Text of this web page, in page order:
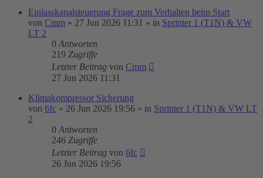
Einlasskanalsteuerung Frage zum Verhalten beim Start
von Cmm » 27 Jun 2026 11:31 » in Sprinter 1 (T1N) & VW
LT 2
0 Antworten
219 Zugriffe
Letzter Beitrag von Cmm
27 Jun 2026 11:31
Klimakompressor Sicherung
von 6fc » 26 Jun 2026 19:56 » in Sprinter 1 (T1N) & VW LT
2
0 Antworten
246 Zugriffe
Letzter Beitrag von 6fc
26 Jun 2026 19:56